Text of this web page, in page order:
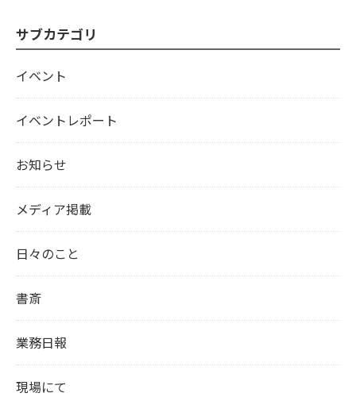
サブカテゴリ
イベント
イベントレポート
お知らせ
メディア掲載
日々のこと
書斎
業務日報
現場にて